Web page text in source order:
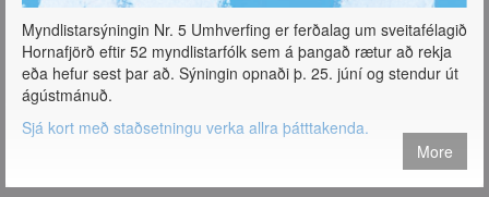
Myndlistarsýningin Nr. 5 Umhverfing er ferðalag um sveitafélagið
Hornafjörð eftir 52 myndlistarfólk sem á þangað rætur að rekja
eða hefur sest þar að. Sýningin opnaði þ. 25. júní og stendur út
ágústmánuð.
Sjá kort með staðsetningu verka allra þátttakenda.
More